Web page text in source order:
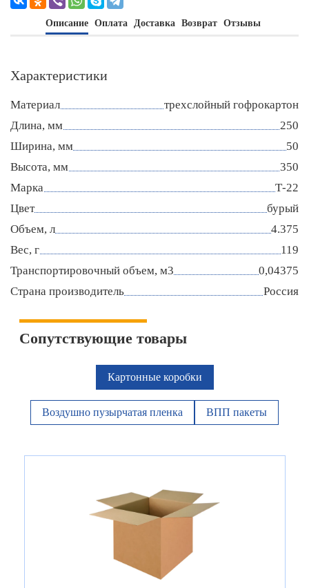
Описание Оплата Доставка Возврат Отзывы
Характеристики
Материал
трехслойный гофрокартон
Длина, мм
250
Ширина, мм
50
Высота, мм
350
Марка
Т-22
Цвет
бурый
Объем, л
4.375
Вес, г
119
Транспортировочный объем, м3
0,04375
Страна производитель
Россия
Сопутствующие товары
Картонные коробки
Воздушно пузырчатая пленка ВПП пакеты